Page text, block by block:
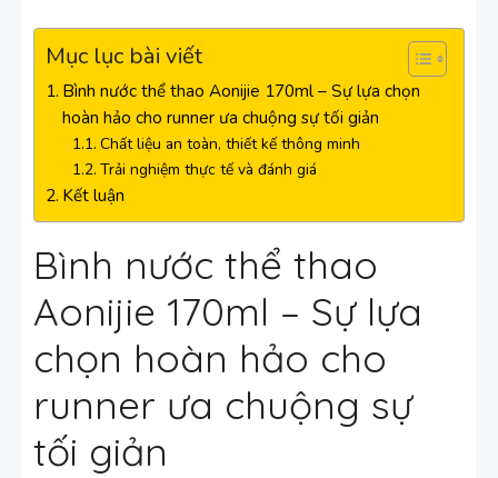
Mục lục bài viết
Bình nước thể thao Aonijie 170ml – Sự lựa chọn
hoàn hảo cho runner ưa chuộng sự tối giản
Chất liệu an toàn, thiết kế thông minh
Trải nghiệm thực tế và đánh giá
Kết luận
Bình nước thể thao
Aonijie 170ml – Sự lựa
chọn hoàn hảo cho
runner ưa chuộng sự
tối giản